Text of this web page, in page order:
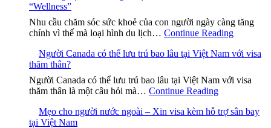
“Wellness”
Nhu cầu chăm sóc sức khoẻ của con người ngày càng tăng
chính vì thế mà loại hình du lịch… Continue Reading
Người Canada có thể lưu trú bao lâu tại Việt Nam với visa
thăm thân?
Người Canada có thể lưu trú bao lâu tại Việt Nam với visa
thăm thân là một câu hỏi mà… Continue Reading
Mẹo cho người nước ngoài – Xin visa kèm hỗ trợ sân bay
tại Việt Nam